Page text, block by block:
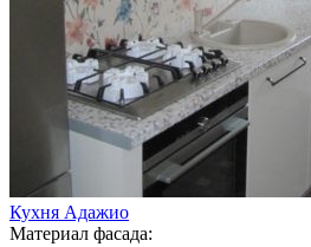
Кухня Адажио
Материал фасада: